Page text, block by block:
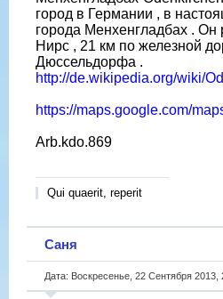
город в Германии , в
города Менхенгладбах . Он
Нирс , 21 км по железной
Дюссельдорфа .
http://de.wikipedia.org/wiki/
https://maps.google.com/
Arb.kdo.869
Qui quaerit, reperit
Саня
Дата: Воскресенье, 22 Сентября